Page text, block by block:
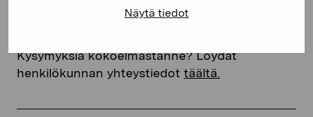
Näytä tiedot
Kysymyksiä kokoelmastanne? Löydät
henkilökunnan yhteystiedot täältä.